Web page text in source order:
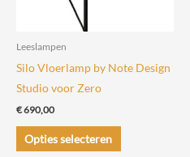
Leeslampen
Silo Vloerlamp by Note Design
Studio voor Zero
€690,00
Opties selecteren
Dit
product